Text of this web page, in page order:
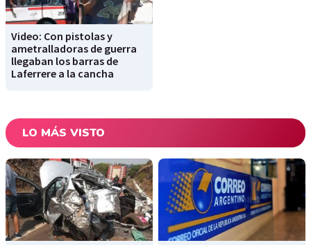
Video: Con pistolas y
ametralladoras de guerra
llegaban los barras de
Laferrere a la cancha
LO MÁS VISTO